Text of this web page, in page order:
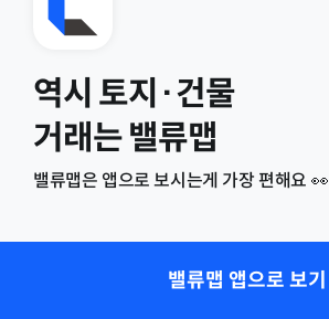
역시 토지·건물
거래는 밸류맵
밸류맵은 앱으로 보시는게 가장 편해요 👀
밸류맵 앱으로 보기